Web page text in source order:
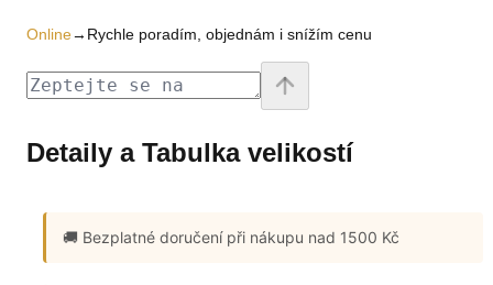
Online→ Rychle poradím, objednám i snížím cenu
Detaily a Tabulka velikostí
🚚 Bezplatné doručenípři nákupu nad 1500 Kč